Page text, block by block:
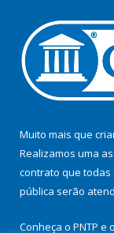
Muito mais que
Realizamos uma
contrato que todas
pública serão
Conheça o PNTP e o